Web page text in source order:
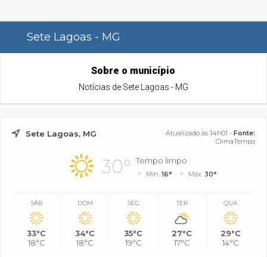
Sete Lagoas - MG
Sobre o município
Notícias de Sete Lagoas - MG
Sete Lagoas, MG Atualizado às 14h01 - Fonte:
ClimaTempo
30° Tempo limpo
Mín.16° Máx. 30°
SÁB
33°C
18°C
DOM
34°C
18°C
SEG
35°C
19°C
TER
27°C
17°C
QUA
29°C
14°C